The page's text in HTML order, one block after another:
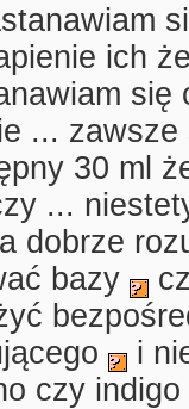
ich
się
...
30 ml
...
dobrze
bazy
i
czy indigo